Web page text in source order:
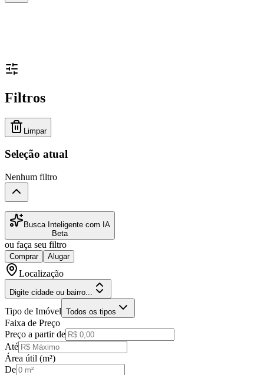
Filtros
Limpar
Seleção atual
Nenhum filtro
Busca Inteligente com IA
Beta
ou faça seu filtro
Comprar Alugar
Localização
Digite cidade ou bairro...
Tipo de Imóvel Todos os tipos
Faixa de Preço
Preço a partir de
Até
Área útil (m²)
De